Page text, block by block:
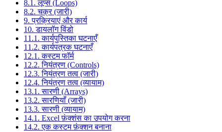
8.1. लूप्स (Loops)
8.2. चक्र (जारी)
9. प्रक्रियाएं और कार्य
10. डायलॉग विंडो
11.1. कार्यपुस्तिका घटनाएँ
11.2. कार्यपत्रक घटनाएँ
12.1. कस्टम फॉर्म
12.2. नियंत्रण (Controls)
12.3. नियंत्रण तत्व (जारी)
12.4. नियंत्रण तत्व (व्यायाम)
13.1. सारणी (Arrays)
13.2. सारणियाँ (जारी)
13.3. सारणी (व्यायाम)
14.1. Excel फ़ंक्शंस का उपयोग करना
14.2. एक कस्टम फ़ंक्शन बनाना